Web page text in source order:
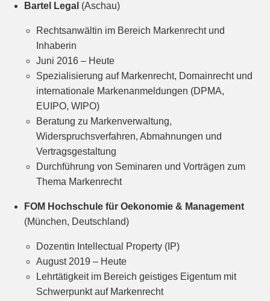
Bartel Legal (Aschau)
Rechtsanwältin im Bereich Markenrecht und
Inhaberin
Juni 2016 – Heute
Spezialisierung auf Markenrecht, Domainrecht und
internationale Markenanmeldungen (DPMA,
EUIPO, WIPO)
Beratung zu Markenverwaltung,
Widerspruchsverfahren, Abmahnungen und
Vertragsgestaltung
Durchführung von Seminaren und Vorträgen zum
Thema Markenrecht
FOM Hochschule für Oekonomie & Management
(München, Deutschland)
Dozentin Intellectual Property (IP)
August 2019 – Heute
Lehrtätigkeit im Bereich geistiges Eigentum mit
Schwerpunkt auf Markenrecht